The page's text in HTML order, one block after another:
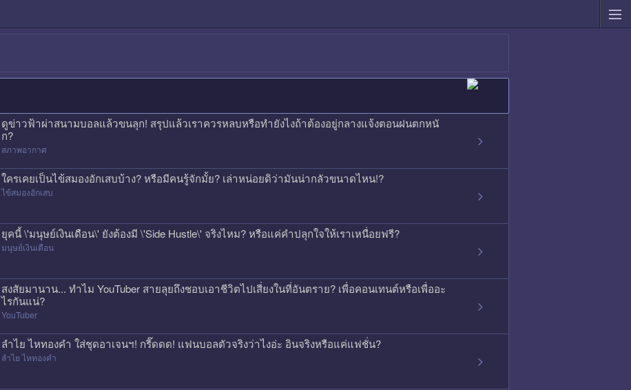
ดูข่าวฟ้าผ่าสนามบอลแล้วขนลุก! สรุปแล้วเราควรหลบหรือทำยังไงถ้าต้องอยู่กลางแจ้งตอนฝนตกหนั
ก?
สภาพอากาศ
ใครเคยเป็นไข้สมองอักเสบบ้าง? หรือมีคนรู้จักมั้ย? เล่าหน่อยดิว่ามันน่ากลัวขนาดไหน!?
ไข้สมองอักเสบ
ยุคนี้ \'มนุษย์เงินเดือน\' ยังต้องมี \'Side Hustle\' จริงไหม? หรือแค่คำปลุกใจให้เราเหนื่อยฟรี?
มนุษย์เงินเดือน
สงสัยมานาน... ทำไม YouTuber สายลุยถึงชอบเอาชีวิตไปเสี่ยงในที่อันตราย? เพื่อคอนเทนต์หรือเพื่ออะ
ไรกันแน่?
YouTuber
ลำไย ไหทองคำ ใส่ชุดอาเจนฯ! กรี๊ดดด! แฟนบอลตัวจริงว่าไงอ่ะ อินจริงหรือแค่แฟชั่น?
ลำไย ไหทองคำ